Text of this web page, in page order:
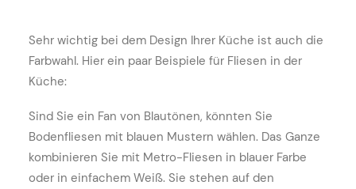
Sehr wichtig bei dem Design Ihrer Küche ist auch die
Farbwahl. Hier ein paar Beispiele für Fliesen in der
Küche:
Sind Sie ein Fan von Blautönen, könnten Sie
Bodenfliesen mit blauen Mustern wählen. Das Ganze
kombinieren Sie mit Metro-Fliesen in blauer Farbe
oder in einfachem Weiß. Sie stehen auf den